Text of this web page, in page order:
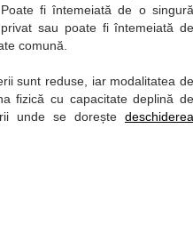
Poate fi întemeiată de o singură
sau poate fi întemeiată de
comună.
sunt reduse, iar modalitatea de
fizică cu capacitate deplină de
unde se dorește deschiderea